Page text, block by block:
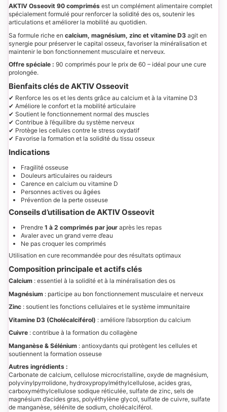
AKTIV Osseovit 90 comprimés est un complément alimentaire complet
spécialement formulé pour renforcer la solidité des os, soutenir les
articulations et améliorer la mobilité au quotidien.
Sa formule riche en calcium, magnésium, zinc et vitamine D3 agit en
synergie pour préserver le capital osseux, favoriser la minéralisation et
maintenir le bon fonctionnement musculaire et nerveux.
Offre spéciale : 90 comprimés pour le prix de 60 – idéal pour une cure
prolongée.
Bienfaits clés de AKTIV Osseovit
✔ Renforce les os et les dents grâce au calcium et à la vitamine D3
✔ Améliore le confort et la mobilité articulaire
✔ Soutient le fonctionnement normal des muscles
✔ Contribue à l’équilibre du système nerveux
✔ Protège les cellules contre le stress oxydatif
✔ Favorise la formation et la solidité du tissu osseux
Indications
Fragilité osseuse
Douleurs articulaires ou raideurs
Carence en calcium ou vitamine D
Personnes actives ou âgées
Prévention de la perte osseuse
Conseils d’utilisation de AKTIV Osseovit
Prendre 1 à 2 comprimés par jour après les repas
Avaler avec un grand verre d’eau
Ne pas croquer les comprimés
Utilisation en cure recommandée pour des résultats optimaux
Composition principale et actifs clés
Calcium : essentiel à la solidité et à la minéralisation des os
Magnésium : participe au bon fonctionnement musculaire et nerveux
Zinc : soutient les fonctions cellulaires et le système immunitaire
Vitamine D3 (Cholécalciférol) : améliore l’absorption du calcium
Cuivre : contribue à la formation du collagène
Manganèse & Sélénium : antioxydants qui protègent les cellules et
soutiennent la formation osseuse
Autres ingrédients :
Carbonate de calcium, cellulose microcristalline, oxyde de magnésium,
polyvinylpyrrolidone, hydroxypropylméthylcellulose, acides gras,
carboxyméthylcellulose sodique réticulée, sulfate de zinc, sels de
magnésium d’acides gras, polyéthylène glycol, sulfate de cuivre, sulfate
de manganèse, sélénite de sodium, cholécalciférol.